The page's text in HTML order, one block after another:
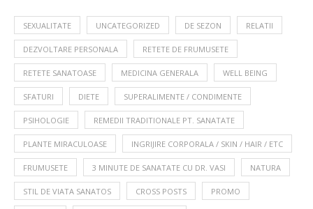
SEXUALITATE UNCATEGORIZED DE SEZON RELATII
DEZVOLTARE PERSONALA RETETE DE FRUMUSETE
RETETE SANATOASE MEDICINA GENERALA WELL BEING
SFATURI DIETE SUPERALIMENTE / CONDIMENTE
PSIHOLOGIE REMEDII TRADITIONALE PT. SANATATE
PLANTE MIRACULOASE INGRIJIRE CORPORALA / SKIN / HAIR / ETC
FRUMUSETE 3 MINUTE DE SANATATE CU DR. VASI NATURA
STIL DE VIATA SANATOS CROSS POSTS PROMO